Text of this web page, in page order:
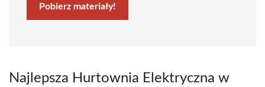
Pobierz materiały!
Najlepsza Hurtownia Elektryczna w